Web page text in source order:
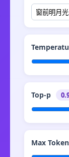
Top-p
Max